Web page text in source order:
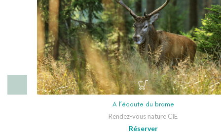
A l’écoute du brame
Rendez-vous nature CIE
Réserver